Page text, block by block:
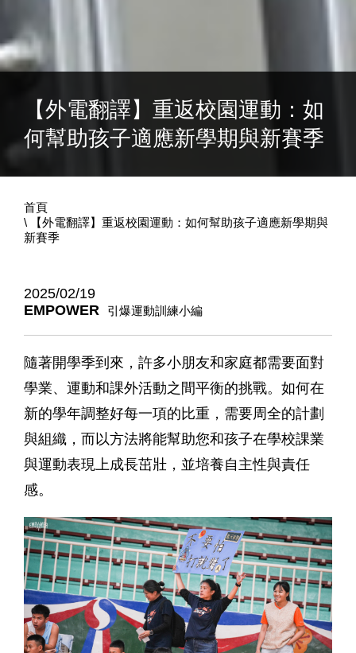
【外電翻譯】重返校園運動：如
何幫助孩子適應新學期與新賽季
首頁
【外電翻譯】重返校園運動：如何幫助孩子適應新學期與
新賽季
2025/02/19
EMPOWER
引爆運動訓練小編
隨著開學季到來，許多小朋友和家庭都需要面對
學業、運動和課外活動之間平衡的挑戰。如何在
新的學年調整好每一項的比重，需要周全的計劃
與組織，而以方法將能幫助您和孩子在學校課業
與運動表現上成長茁壯，並培養自主性與責任
感。